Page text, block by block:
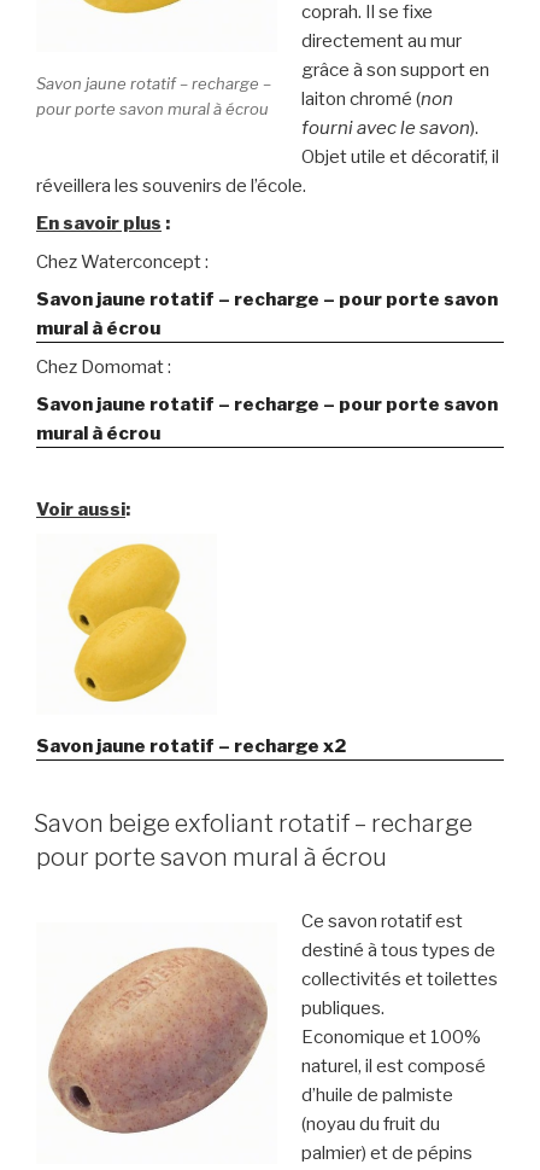
Savon jaune rotatif – recharge –
pour porte savon mural à écrou
coprah. Il se fixe
directement au mur
grâce à son support en
laiton chromé (non
fourni avec le savon).
Objet utile et décoratif, il
réveillera les souvenirs de l’école.
En savoir plus :
Chez Waterconcept :
Savon jaune rotatif – recharge – pour porte savon
mural à écrou
Chez Domomat :
Savon jaune rotatif – recharge – pour porte savon
mural à écrou
Voir aussi:
Savon jaune rotatif – recharge x2
Savon beige exfoliant rotatif – recharge
pour porte savon mural à écrou
Ce savon rotatif est
destiné à tous types de
collectivités et toilettes
publiques.
Economique et 100%
naturel, il est composé
d’huile de palmiste
(noyau du fruit du
palmier) et de pépins